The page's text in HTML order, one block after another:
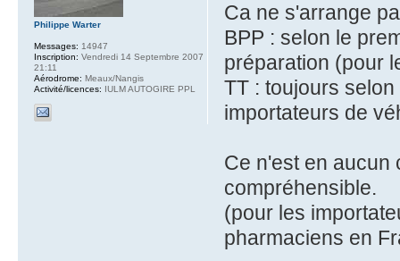
Ca ne s'arrange
BPP : selon le
préparation (pour
TT : toujours
importateurs de
Ce n'est en aucun
compréhensible.
(pour les
pharmaciens en
Philippe Warter
Messages: 14947
Inscription: Vendredi 14 Septembre 2007
21:11
Aérodrome: Meaux/Nangis
Activité/licences: IULM AUTOGIRE PPL